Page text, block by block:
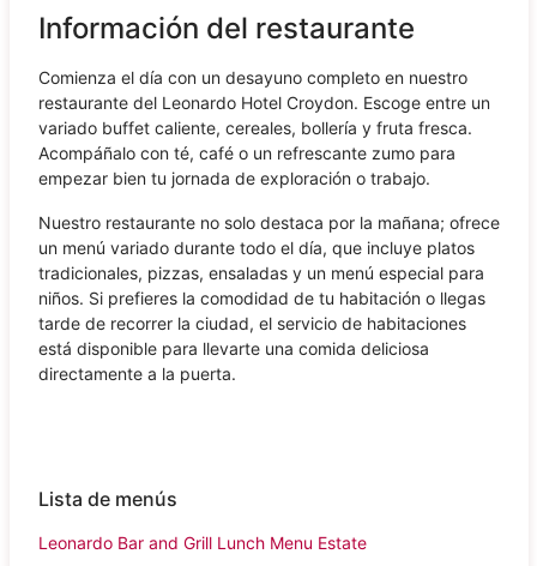
Información del restaurante
Comienza el día con un desayuno completo en nuestro
restaurante del Leonardo Hotel Croydon. Escoge entre un
variado buffet caliente, cereales, bollería y fruta fresca.
Acompáñalo con té, café o un refrescante zumo para
empezar bien tu jornada de exploración o trabajo.
Nuestro restaurante no solo destaca por la mañana; ofrece
un menú variado durante todo el día, que incluye platos
tradicionales, pizzas, ensaladas y un menú especial para
niños. Si prefieres la comodidad de tu habitación o llegas
tarde de recorrer la ciudad, el servicio de habitaciones
está disponible para llevarte una comida deliciosa
directamente a la puerta.
Lista de menús
Leonardo Bar and Grill Lunch Menu Estate